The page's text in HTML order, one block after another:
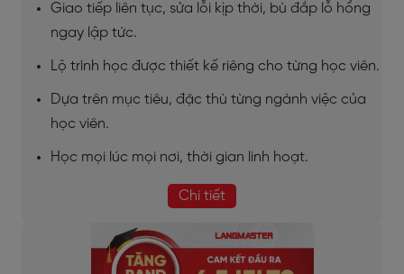
Giao tiếp liên tục, sửa lỗi kịp thời, bù đắp lỗ hổng
ngay lập tức.
Lộ trình học được thiết kế riêng cho từng học viên.
Dựa trên mục tiêu, đặc thù từng ngành việc của
học viên.
Học mọi lúc mọi nơi, thời gian linh hoạt.
Chi tiết